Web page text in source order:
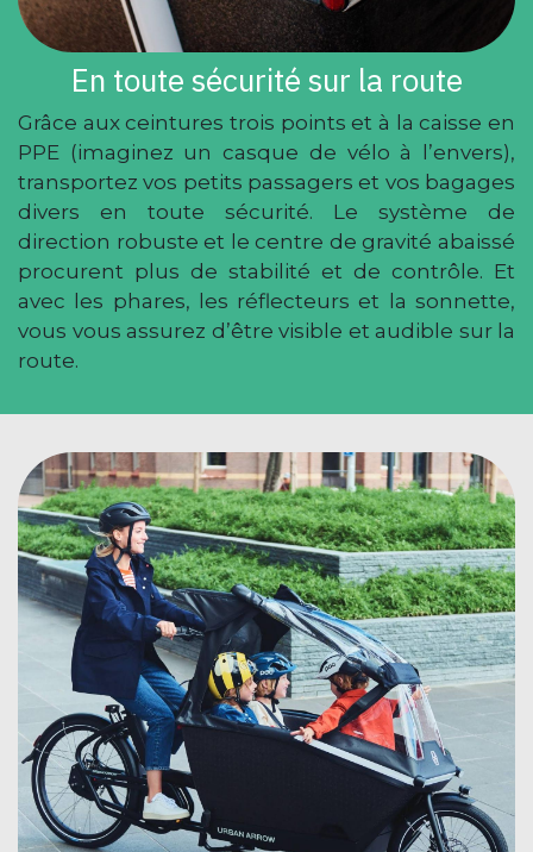
En toute sécurité sur la route
Grâce aux ceintures trois points et à la caisse en
PPE (imaginez un casque de vélo à l’envers),
transportez vos petits passagers et vos bagages
divers en toute sécurité. Le système de
direction robuste et le centre de gravité abaissé
procurent plus de stabilité et de contrôle. Et
avec les phares, les réflecteurs et la sonnette,
vous vous assurez d’être visible et audible sur la
route.